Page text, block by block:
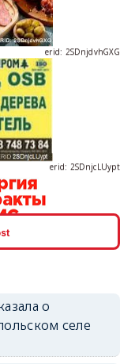
erid: 2SDnjdvhGXG
erid: 2SDnjdPjgYS
о
селе